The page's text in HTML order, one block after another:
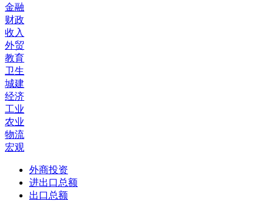
金融
财政
收入
外贸
教育
卫生
城建
经济
工业
农业
物流
宏观
外商投资
进出口总额
出口总额